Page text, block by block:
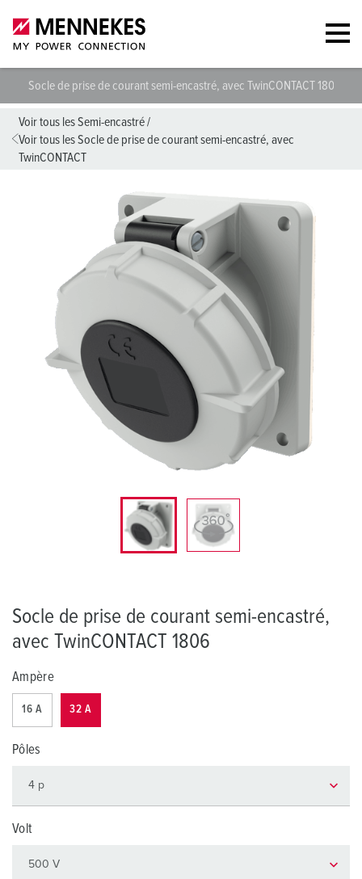
Socle de prise de courant semi-encastré, avec TwinCONTACT 1806
Voir tous les Semi-encastré/
Voir tous les Socle de prise de courant semi-encastré, avec
TwinCONTACT
Socle de prise de courant semi-encastré,
avec TwinCONTACT 1806
Ampère
16 A 32 A
Pôles
Volt